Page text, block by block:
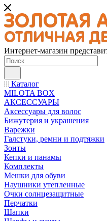
Интернет-магазин
Каталог
MILOTA BOX
АКСЕССУАРЫ
Аксессуары для волос
Бижутерия и украшения
Варежки
Галстуки, ремни и подтяжки
Зонты
Кепки и панамы
Комплекты
Мешки для обуви
Наушники утепленные
Очки солнцезащитные
Перчатки
Шапки